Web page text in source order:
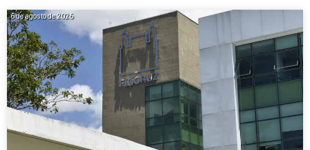
6 de agosto de 2026